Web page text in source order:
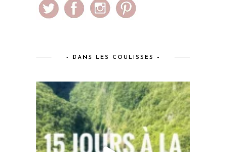
– DANS LES COULISSES –